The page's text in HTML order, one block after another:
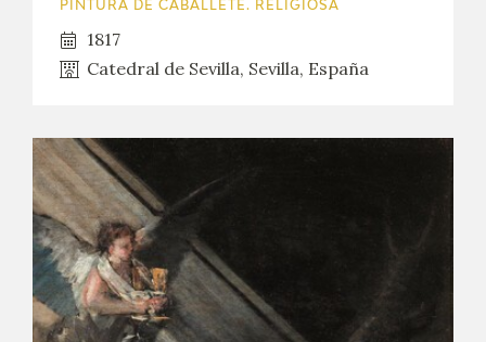
PINTURA DE CABALLETE. RELIGIOSA
1817
Catedral de Sevilla, Sevilla, España